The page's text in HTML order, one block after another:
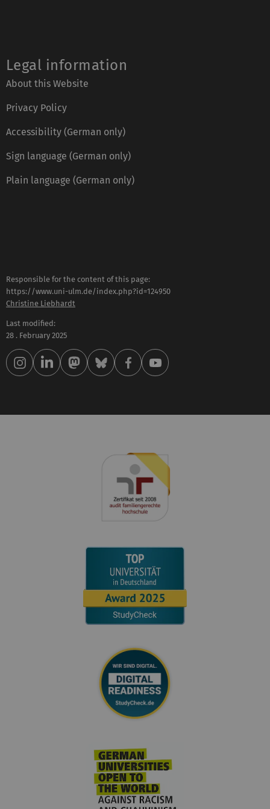
Legal information
About this Website
Privacy Policy
Accessibility (German only)
Sign language (German only)
Plain language (German only)
Responsible for the content of this page:
https://www.uni-ulm.de/index.php?id=124950
Christine Liebhardt
Last modified:
28 . February 2025